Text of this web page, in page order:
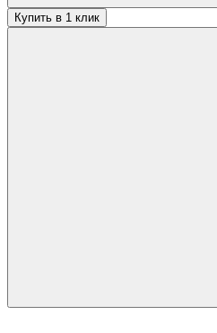
Купить в 1 клик